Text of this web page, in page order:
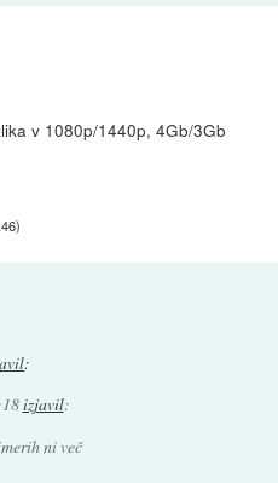
v 1080p/1440p, 4Gb/3Gb
)
:
izjavil:
ni več